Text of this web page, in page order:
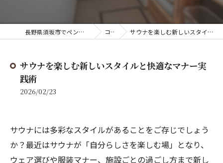
長野県須坂市でペンションならChillSheep コラム サウナを楽しむ新しいスタイルと快適なマナー実践術
サウナを楽しむ新しいスタイルと快適なマナー実
践術
2026/02/23
サウナには多彩なスタイルがあることをご存じでしょう
か？最近はサウナが「自分らしさを楽しむ場」となり、
ウェア選びや服装マナー、施設ごとの過ごし方まで新し